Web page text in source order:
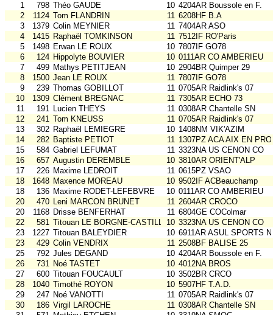
1
798 Théo GAUDE 10 4204AR Boussole en F.
2
1124 Tom FLANDRIN 11 6208HF B.A
3
1379 Colin MEYNIER 11 7404AR ASO
4
1415 Raphaël TOMKINSON 11 7512IF RO'Paris
5
1498 Erwan LE ROUX 10 7807IF GO78
6
124 Hippolyte BOUVIER 10 0111AR CO AMBERIEU
7
499 Mathys PETITJEAN 10 2904BR Quimper 29
8
1500 Jean LE ROUX 11 7807IF GO78
9
239 Thomas GOBILLOT 11 0705AR Raidlink's 07
10
1309 Clément BREGNAC 11 7305AR ECHO 73
11
191 Lucien THEYS 11 0308AR Chantelle SN
12
241 Tom KNEUSS 11 0705AR Raidlink's 07
13
302 Raphaël LEMIEGRE 10 1408NM VIK'AZIM
14
282 Baptiste PETIOT 11 1307PZ ACA AIX EN
15
584 Gabriel LEFUMAT 11 3323NA US CENON CO
16
657 Augustin DEREMBLE 10 3810AR ORIENT'ALP
17
226 Maxime LEDROIT 11 0615PZ VSAO
18
1648 Maxence MOREAU 10 9502IF ACBeauchamp
18
136 Maxime RODET-LEFEBVRE 10 0111AR CO AMBERIEU
20
470 Leni MARCON BRUNET 11 2604AR CROCO
20
1168 Drisse BENFERHAT 11 6804GE COColmar
22
581 Titouan LE BORGNE-CASTILLO10 3323NA US CENON CO
23
1227 Titouan BALEYDIER 10 6911AR ASUL SPORTS
23
429 Colin VENDRIX 11 2508BF BALISE 25
25
792 Jules DEGAND 10 4204AR Boussole en F.
26
731 Noé TASTET 10 4012NA BROS
27
600 Titouan FOUCAULT 10 3502BR CRCO
28
1040 Timothé ROYON 10 5907HF T.A.D.
29
247 Noé VANOTTI 11 0705AR Raidlink's 07
30
186 Virgil LAROCHE 11 0308AR Chantelle SN